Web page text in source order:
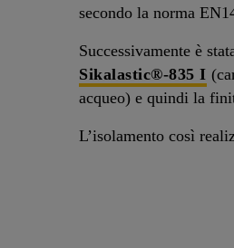
secondo la norma
Successivamente è
Sikalastic®-835 I
acqueo) e quindi la
L’isolamento così